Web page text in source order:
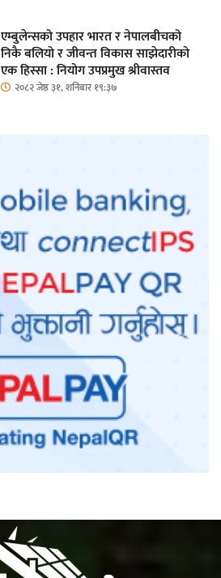
एम्बुलेन्सको उपहार भारत र नेपालबीचको
निकै बलियो र जीवन्त विकास साझेदारीको
एक हिस्सा : नियोग उपप्रमुख श्रीवास्तव
२०८२ जेष्ठ ३१, शनिबार १९:३७